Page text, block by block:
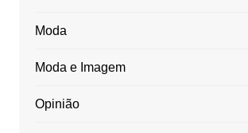
Moda
Moda e Imagem
Opinião